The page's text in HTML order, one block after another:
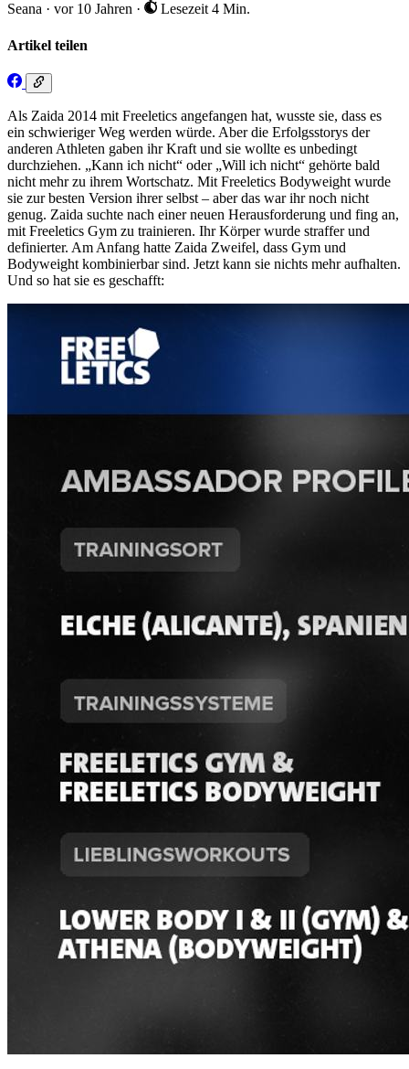
Seana · vor 10 Jahren · Lesezeit 4 Min.
Artikel teilen
Als Zaida 2014 mit Freeletics angefangen hat, wusste sie, dass es
ein schwieriger Weg werden würde. Aber die Erfolgsstorys der
anderen Athleten gaben ihr Kraft und sie wollte es unbedingt
durchziehen. „Kann ich nicht“ oder „Will ich nicht“ gehörte bald
nicht mehr zu ihrem Wortschatz. Mit Freeletics Bodyweight wurde
sie zur besten Version ihrer selbst – aber das war ihr noch nicht
genug. Zaida suchte nach einer neuen Herausforderung und fing an,
mit Freeletics Gym zu trainieren. Ihr Körper wurde straffer und
definierter. Am Anfang hatte Zaida Zweifel, dass Gym und
Bodyweight kombinierbar sind. Jetzt kann sie nichts mehr aufhalten.
Und so hat sie es geschafft: